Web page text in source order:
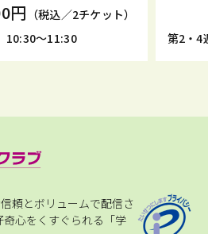
円 （税込／2チケット）
10:30～11:30
第2・4
頼とボリュームで配信さ
心をくすぐられる「学